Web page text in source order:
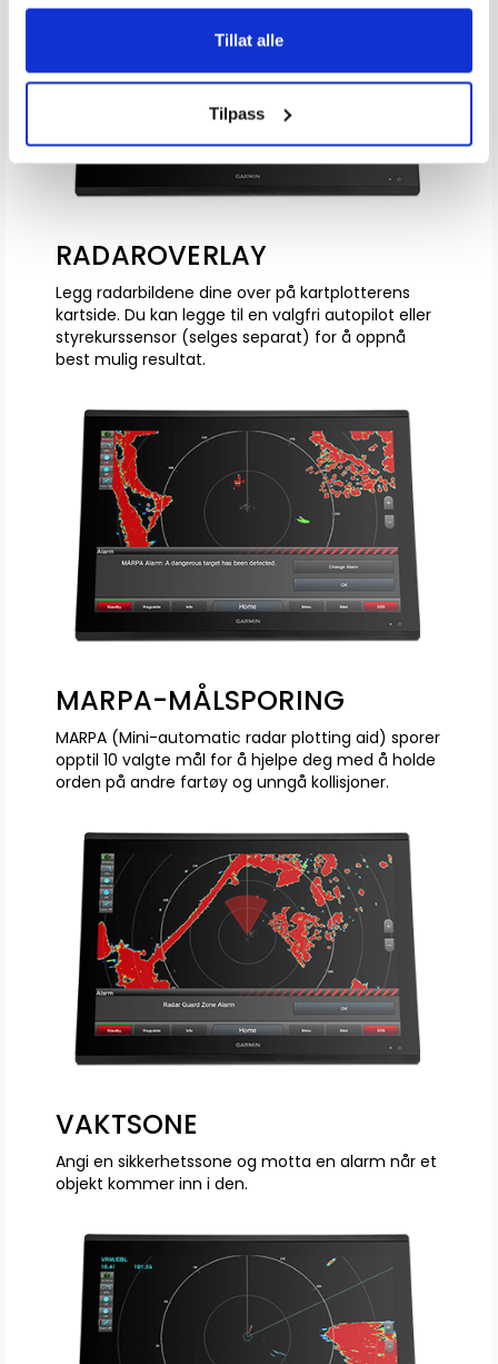
Tillat alle
Tilpass
RADAROVERLAY
Legg radarbildene dine over på kartplotterens
kartside. Du kan legge til en valgfri autopilot eller
styrekurssensor (selges separat) for å oppnå
best mulig resultat.
MARPA-MÅLSPORING
MARPA (Mini-automatic radar plotting aid) sporer
opptil 10 valgte mål for å hjelpe deg med å holde
orden på andre fartøy og unngå kollisjoner.
VAKTSONE
Angi en sikkerhetssone og motta en alarm når et
objekt kommer inn i den.